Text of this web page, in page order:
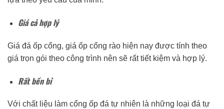
Giá cả hợp lý
Giá đá ốp cổng, giá ốp cổng rào hiện nay được tính theo
giá trọn gói theo công trình nên sẽ rất tiết kiệm và hợp lý.
Rất bền bỉ
Với chất liệu làm cổng ốp đá tự nhiên là những loại đá tự